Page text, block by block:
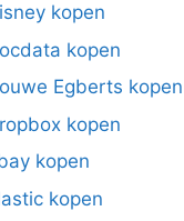
kopen
kopen
Egberts kopen
kopen
kopen
kopen